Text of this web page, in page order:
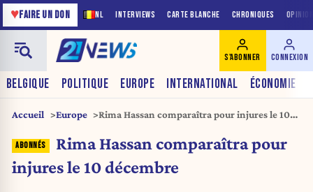
NL INTERVIEWS CARTE BLANCHE CHRONIQUES
♥FAIRE UN DON
BELGIQUE POLITIQUE EUROPE INTERNATIONAL ÉCONOMIE
S'ABONNER CONNEXION
Accueil Europe
Rima Hassan comparaîtra pour injures le 10
Rima Hassan comparaîtra pour
injures le 10 décembre